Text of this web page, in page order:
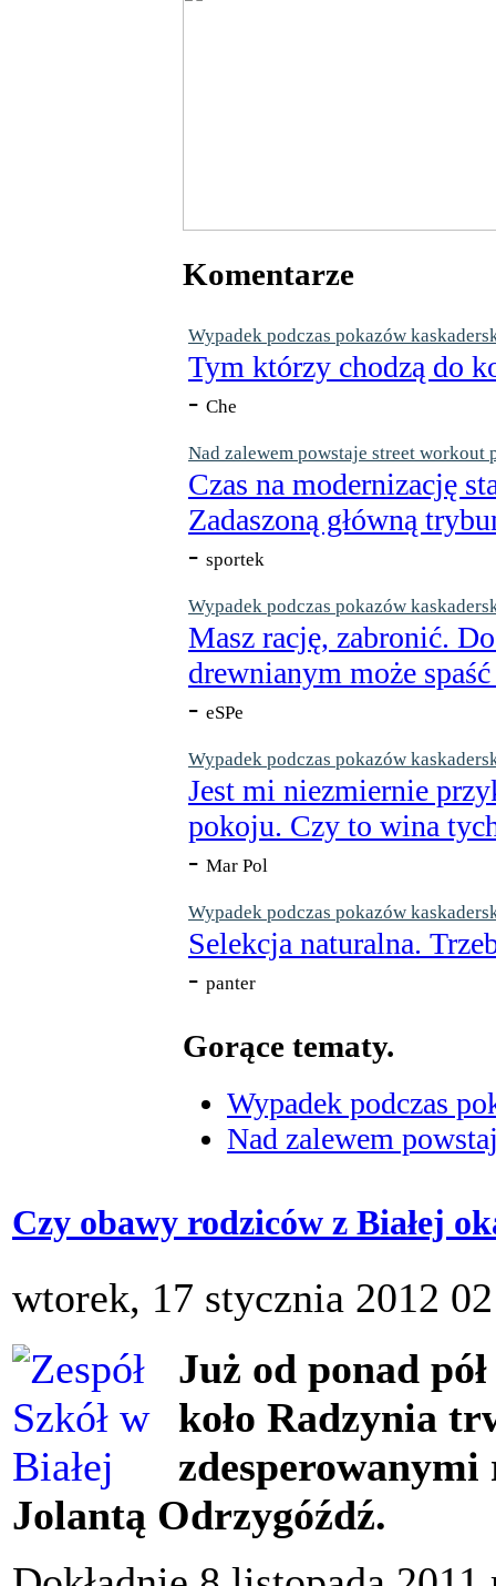
Komentarze
Wypadek podczas pokazów
Tym którzy chodzą do
- Che
Nad zalewem powstaje street workout
Czas na modernizację
Zadaszoną główną
- sportek
Wypadek podczas pokazów
Masz rację, zabronić.
drewnianym może
- eSPe
Wypadek podczas pokazów
Jest mi niezmiernie
pokoju. Czy to wina
- Mar Pol
Wypadek podczas pokazów
Selekcja naturalna.
- panter
Gorące tematy.
Wypadek podczas
Nad zalewem
Czy obawy rodziców z Białej
wtorek, 17 stycznia 2012
Już od ponad
koło Radzynia
Jolantą Odrzygóźdź.